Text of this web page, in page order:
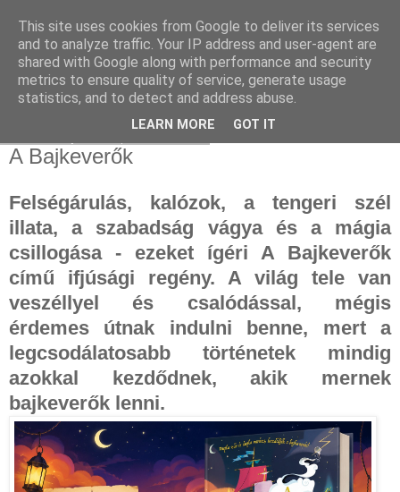
A Bajkeverők
Felségárulás, kalózok, a tengeri szél
illata, a szabadság vágya és a mágia
csillogása - ezeket ígéri A Bajkeverők
című ifjúsági regény. A világ tele van
veszéllyel és csalódással, mégis
érdemes útnak indulni benne, mert a
legcsodálatosabb történetek mindig
azokkal kezdődnek, akik mernek
bajkeverők lenni.
This site uses cookies from Google to deliver its services
and to analyze traffic. Your IP address and user-agent are
shared with Google along with performance and security
metrics to ensure quality of service, generate usage
statistics, and to detect and address abuse.
LEARN MORE GOT IT